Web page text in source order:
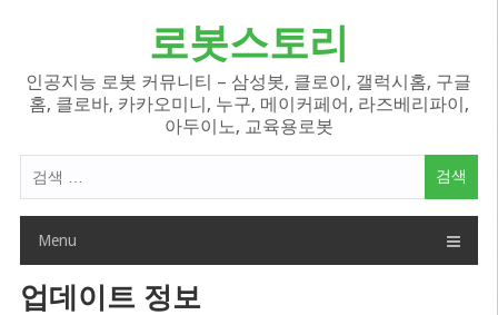
로봇스토리
인공지능 로봇 커뮤니티 – 삼성봇, 클로이, 갤럭시홈, 구글
홈, 클로바, 카카오미니, 누구, 메이커페어, 라즈베리파이,
아두이노, 교육용로봇
색
Menu
업데이트 정보